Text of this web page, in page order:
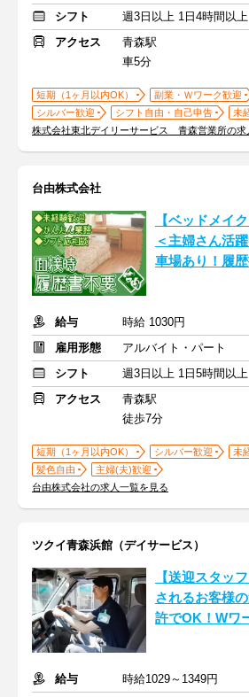
シフト
週3日以上 1日4時間以上
アクセス
青森駅
車5分
短期（1ヶ月以内OK）
副業・Ｗワーク歓迎
シルバー歓迎
シフト自由・自己申告
未
株式会社東北デイリーサービス 青森営業所の求
台由株式会社
【ベッドメイ
＜主婦さん活
車場あり！履
給与
時給 1030円
雇用形態
アルバイト・パート
シフト
週3日以上 1日5時間以上
アクセス
青森駅
徒歩7分
短期（1ヶ月以内OK） シルバー歓迎
未
髪色自由
主婦(夫)歓迎
台由株式会社の求人一覧を見る
ツクイ青森浜館（デイサービス）
【送迎スタッ
されるお客様
許でOK！Wワ
給与
時給1029～1349円